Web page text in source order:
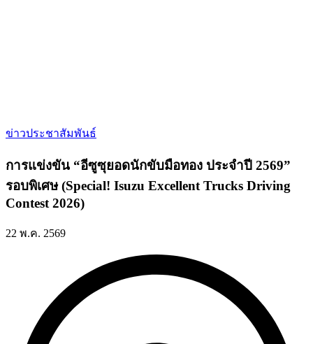
ข่าวประชาสัมพันธ์
การแข่งขัน “อีซูซุยอดนักขับมือทอง ประจำปี 2569”
รอบพิเศษ (Special! Isuzu Excellent Trucks Driving
Contest 2026)
22 พ.ค. 2569